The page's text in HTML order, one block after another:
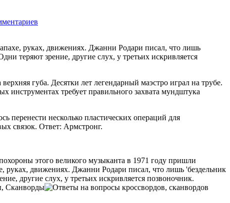
руках, движениях. Джанни Родари писал, что лишь
теряют зрение, другие слух, у третьих искривляется
губа. Десятки лет легендарный маэстро играл на трубе.
инструментах требует правильного захвата мундштука
несколько пластических операций для
связок. Ответ: Армстронг.
этого великого музыканта в 1971 году пришли
руках, движениях. Джанни Родари писал, что лишь 'бездельник
другие слух, у третьих искривляется позвоночник.
Сканворды